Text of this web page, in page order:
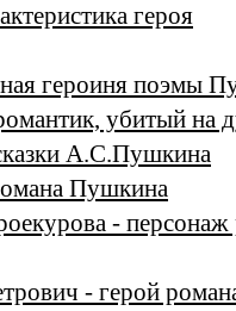
героя
героиня поэмы
убитый на
А.С.Пушкина
Пушкина
-
- герой